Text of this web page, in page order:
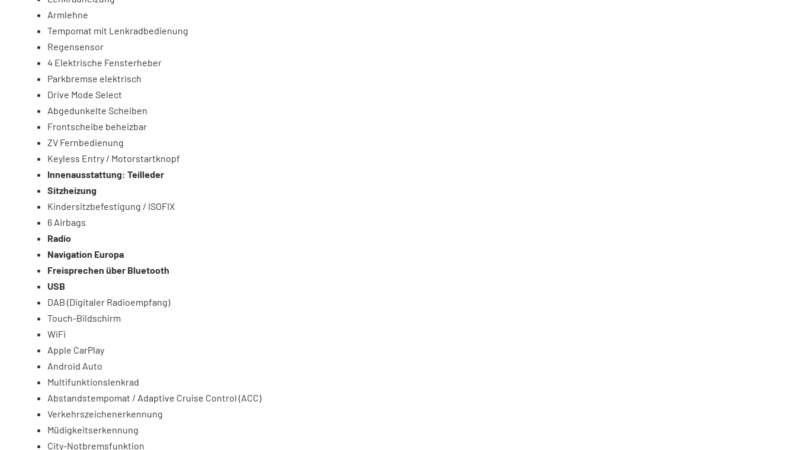
Armlehne
Tempomat mit Lenkradbedienung
Regensensor
4 Elektrische Fensterheber
Parkbremse elektrisch
Drive Mode Select
Abgedunkelte Scheiben
Frontscheibe beheizbar
ZV Fernbedienung
Keyless Entry / Motorstartknopf
Innenausstattung: Teilleder
Sitzheizung
Kindersitzbefestigung / ISOFIX
6 Airbags
Radio
Navigation Europa
Freisprechen über Bluetooth
USB
DAB (Digitaler Radioempfang)
Touch-Bildschirm
WiFi
Apple CarPlay
Android Auto
Multifunktionslenkrad
Abstandstempomat / Adaptive Cruise Control (ACC)
Verkehrszeichenerkennung
Müdigkeitserkennung
City-Notbremsfunktion